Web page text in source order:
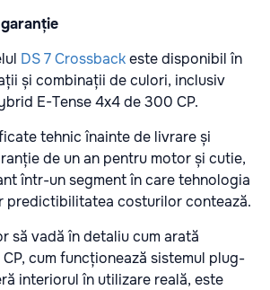
DS 7 Crossbackeste disponibil în
și combinații de culori, inclusiv
E-Tense 4x4 de 300 CP.
tehnic înainte de livrare și
de un an pentru motor și cutie,
într-un segment în care tehnologia
predictibilitatea costurilor contează.
să vadă în detaliu cum arată
cum funcționează sistemul plug-
interiorul în utilizare reală, este